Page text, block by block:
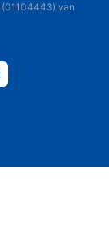
(01104443) van